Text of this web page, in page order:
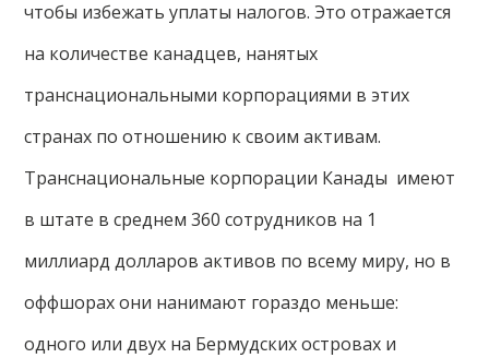
чтобы избежать уплаты налогов. Это отражается
на количестве канадцев, нанятых
транснациональными корпорациями в этих
странах по отношению к своим активам.
Транснациональные корпорации Канады имеют
в штате в среднем 360 сотрудников на 1
миллиард долларов активов по всему миру, но в
оффшорах они нанимают гораздо меньше:
одного или двух на Бермудских островах и